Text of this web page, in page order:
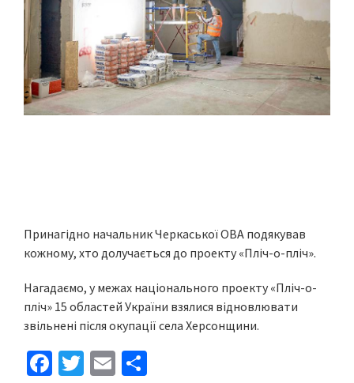
Принагідно начальник Черкаської ОВА подякував
кожному, хто долучається до проекту «Пліч-о-пліч».
Нагадаємо, у межах національного проекту «Пліч-о-
пліч» 15 областей України взялися відновлювати
звільнені після окупації села Херсонщини.
Fa T
E